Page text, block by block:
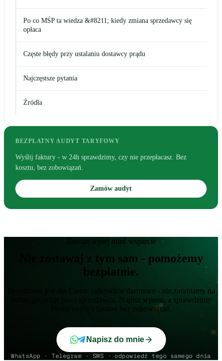
Po co MŚP ta wiedza &#8211; kiedy zmiana sprzedawcy się
opłaca
Częste błędy przy ustalaniu dostawcy prądu
Najczęstsze pytania
Źródła
BEZPŁATNY AUDYT TARYFOWY
Wyślij faktury - w 24h sprawdzimy, czy nie przepłacasz. Bez
kosztu, bez zobowiązań.
Zamów audyt
Zawsze lepiej mieć wsparcie
Nie zostawaj z tym sam - pomożemy
bezpłatnie.
Doradztwo jest dla Ciebie całkowicie darmowe - nie zarabiamy na
Tobie, prowizję płaci sprzedawca. Napisz wprost, a sprawdzimy
Twoją taryfę i fakturę bez zobowiązań.
Napisz do mnie
WhatsApp · Telegram · SMS · odpowiedź tego samego dnia